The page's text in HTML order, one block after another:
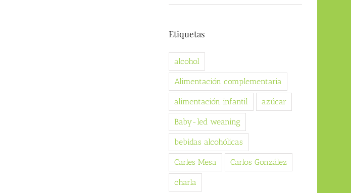
Etiquetas
alcohol
Alimentación complementaria
alimentación infantil azúcar
Baby-led weaning
bebidas alcohólicas
Carles Mesa Carlos González
charla